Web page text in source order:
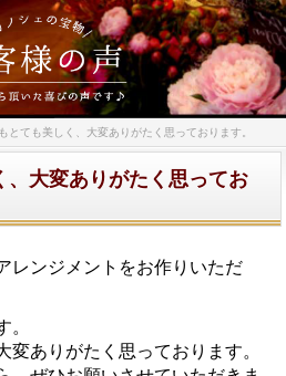
とても美しく、大変ありがたく思っております。
、大変ありがたく思ってお
レンジメントをお作りいただ
。
変ありがたく思っております。